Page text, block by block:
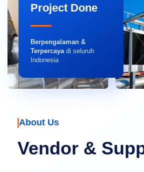
Project Done
Berpengalaman &
Terpercayadi seluruh
Indonesia
About Us
Vendor &